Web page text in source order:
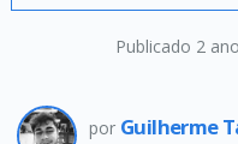
Publicado 2
por Guilherme